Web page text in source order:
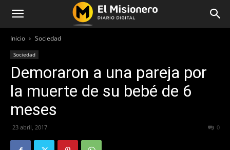
Inicio Sociedad
Sociedad
Demoraron a una pareja por
la muerte de su bebé de 6
meses
23 abril, 2017 0